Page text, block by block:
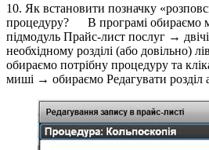
10. Як встановити позначку
процедуру? В програмі обираємо
підмодуль Прайс-лист послуг →
необхідному розділі (або
обираємо потрібну процедуру та
миші → обираємо Редагувати розділ